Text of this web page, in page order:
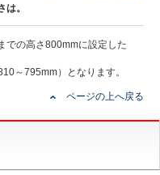
。
での高さ800mmに設定した
～795mm）となります。
ページの上へ戻る